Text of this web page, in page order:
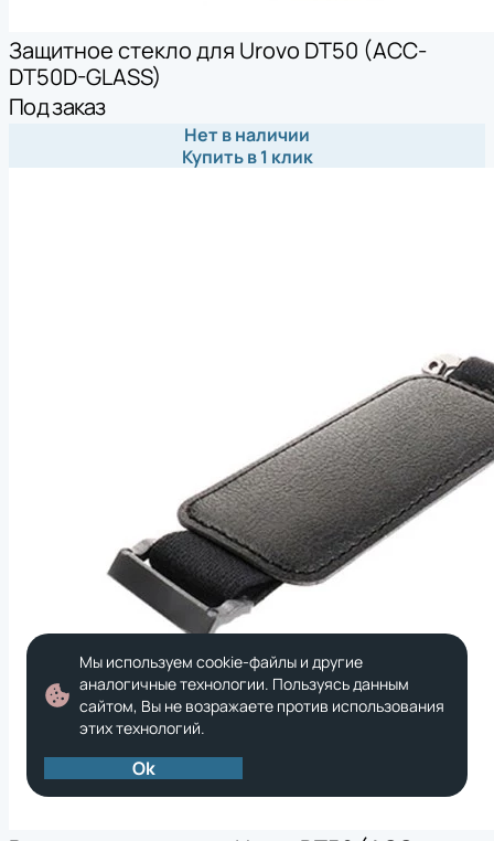
Защитное стекло для Urovo DT50 (ACC-
DT50D-GLASS)
Под заказ
Нет в наличии
Купить в 1 клик
Мы используем cookie-файлы и другие
аналогичные технологии. Пользуясь данным
сайтом, Вы не возражаете против использования
этих технологий.
Ok